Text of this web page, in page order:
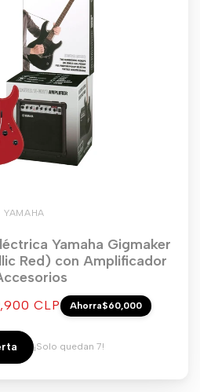
YAMAHA
Yamaha Gigmaker
Red) con Amplificador
CLP Ahorra$60,000
¡Solo quedan 7!